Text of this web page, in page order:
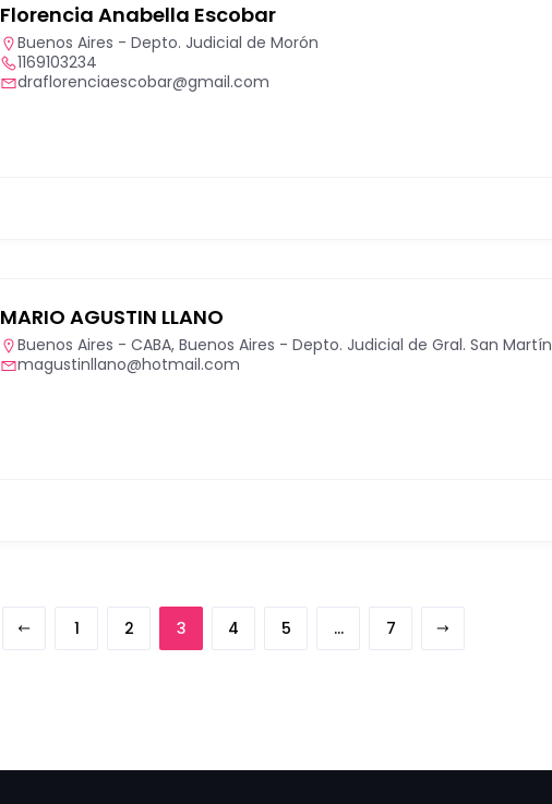
Florencia Anabella Escobar
Buenos Aires - Depto. Judicial de Morón
1169103234
draflorenciaescobar@gmail.com
MARIO AGUSTIN LLANO
Buenos Aires - CABA, Buenos Aires - Depto. Judicial de Gral. San Martín
magustinllano@hotmail.com
1 2 3 4 5 … 7